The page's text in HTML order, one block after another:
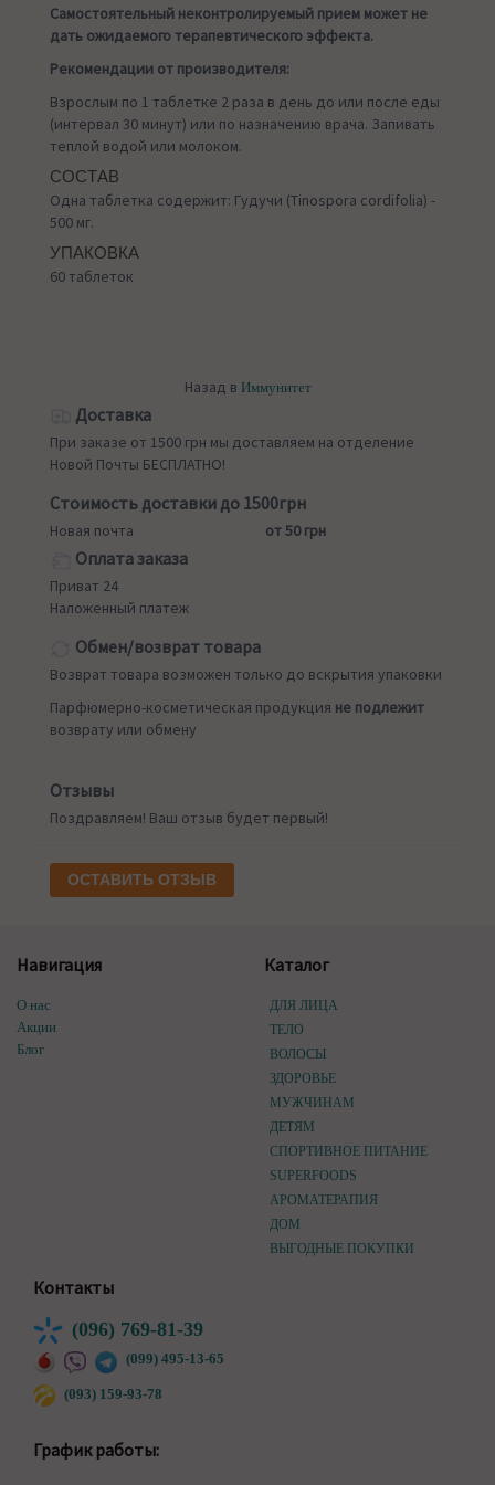
Самостоятельный неконтролируемый прием может не
дать ожидаемого терапевтического эффекта.
Рекомендации от производителя:
Взрослым по 1 таблетке 2 раза в день до или после еды
(интервал 30 минут) или по назначению врача. Запивать
теплой водой или молоком.
СОСТАВ
Одна таблетка содержит: Гудучи (Tinospora cordifolia) -
500 мг.
УПАКОВКА
60 таблеток
Назад в Иммунитет
Доставка
При заказе от 1500 грн мы доставляем на отделение
Новой Почты БЕСПЛАТНО!
Стоимость доставки до 1500грн
Новая почта от 50 грн
Оплата заказа
Приват 24
Наложенный платеж
Обмен/возврат товара
Возврат товара возможен только до вскрытия упаковки
Парфюмерно-косметическая продукция не подлежит
возврату или обмену
Отзывы
Поздравляем! Ваш отзыв будет первый!
ОСТАВИТЬ ОТЗЫВ
Навигация
О нас
Акции
Блог
Каталог
ДЛЯ ЛИЦА
ТЕЛО
ВОЛОСЫ
ЗДОРОВЬЕ
МУЖЧИНАМ
ДЕТЯМ
СПОРТИВНОЕ ПИТАНИЕ
SUPERFOODS
АРОМАТЕРАПИЯ
ДОМ
ВЫГОДНЫЕ ПОКУПКИ
Контакты
(096) 769-81-39
(099) 495-13-65
(093) 159-93-78
График работы: